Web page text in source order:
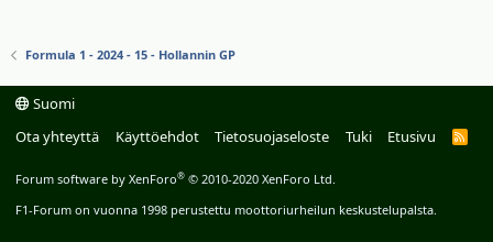
Formula 1 - 2024 - 15 - Hollannin GP
Suomi
Ota yhteyttä
Käyttöehdot Tietosuojaseloste Tuki Etusivu
R
Forum software by XenForo® © 2010-2020 XenForo Ltd.
F1-Forum on vuonna 1998 perustettu moottoriurheilun keskustelupalsta.